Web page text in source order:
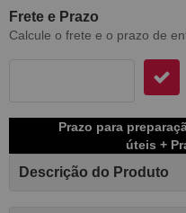
Frete e Prazo
Calcule o frete e o prazo de
Prazo para
úteis +
Descrição do Produto